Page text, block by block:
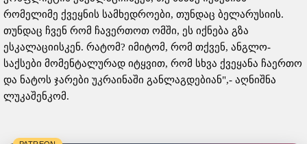
რომელიმე ქვეყნის სამხედროები, თუნდაც ბელარუსიის.
თუნდაც ჩვენ რომ ჩავერთოთ ომში, ეს იქნება გზა
ესკალაციისკენ. რატომ? იმიტომ, რომ თქვენ, ანგლო-
საქსები მომენტალურად იტყვით, რომ სხვა ქვეყანა ჩაერთო
და ნატოს ჯარები უკრაინაში განლაგდებიან",- აღნიშნა
ლუკაშენკომ.